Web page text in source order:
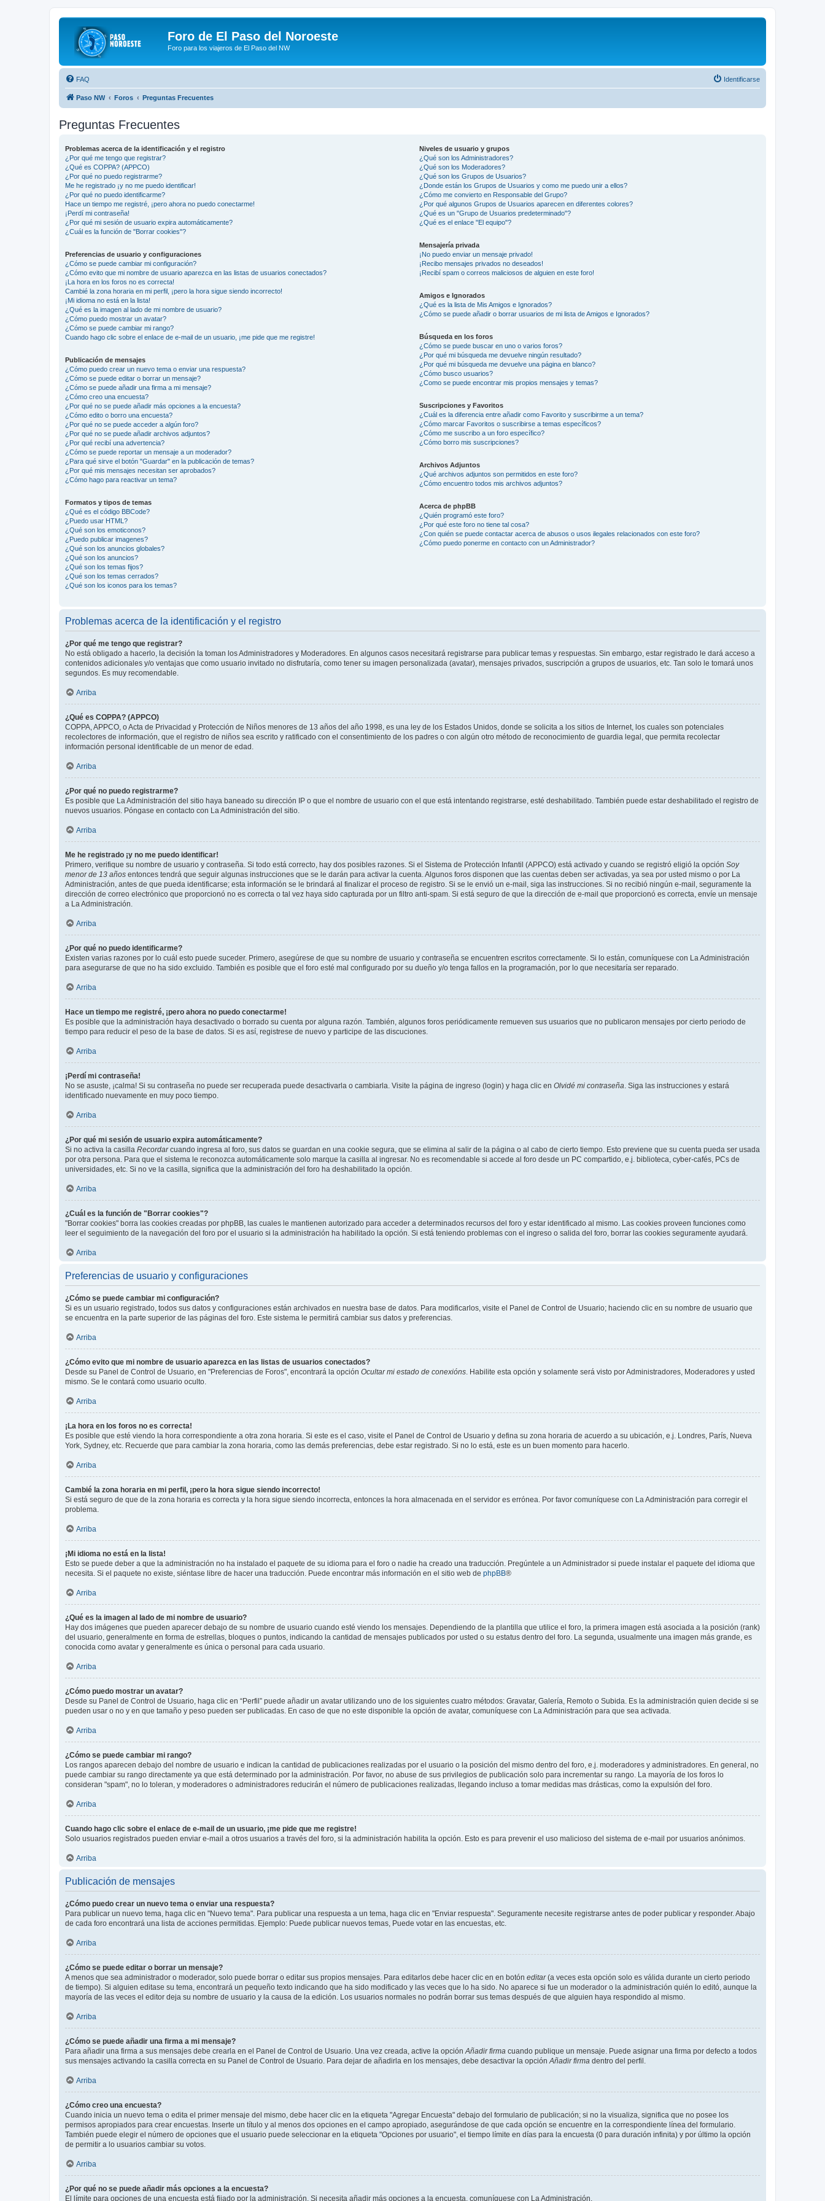
Foro de El Paso del Noroeste
Foro para los viajeros de El Paso del NW
FAQ Identificarse
Paso NW Foros Preguntas Frecuentes
Preguntas Frecuentes
Problemas acerca de la identificación y el registro
¿Por qué me tengo que registrar?
¿Qué es COPPA? (APPCO)
¿Por qué no puedo registrarme?
Me he registrado ¡y no me puedo identificar!
¿Por qué no puedo identificarme?
Hace un tiempo me registré, ¡pero ahora no puedo conectarme!
¡Perdí mi contraseña!
¿Por qué mi sesión de usuario expira automáticamente?
¿Cuál es la función de "Borrar cookies"?
Preferencias de usuario y configuraciones
¿Cómo se puede cambiar mi configuración?
¿Cómo evito que mi nombre de usuario aparezca en las listas de usuarios conectados?
¡La hora en los foros no es correcta!
Cambié la zona horaria en mi perfil, ¡pero la hora sigue siendo incorrecto!
¡Mi idioma no está en la lista!
¿Qué es la imagen al lado de mi nombre de usuario?
¿Cómo puedo mostrar un avatar?
¿Cómo se puede cambiar mi rango?
Cuando hago clic sobre el enlace de e-mail de un usuario, ¡me pide que me registre!
Publicación de mensajes
¿Cómo puedo crear un nuevo tema o enviar una respuesta?
¿Cómo se puede editar o borrar un mensaje?
¿Cómo se puede añadir una firma a mi mensaje?
¿Cómo creo una encuesta?
¿Por qué no se puede añadir más opciones a la encuesta?
¿Cómo edito o borro una encuesta?
¿Por qué no se puede acceder a algún foro?
¿Por qué no se puede añadir archivos adjuntos?
¿Por qué recibí una advertencia?
¿Cómo se puede reportar un mensaje a un moderador?
¿Para qué sirve el botón "Guardar" en la publicación de temas?
¿Por qué mis mensajes necesitan ser aprobados?
¿Cómo hago para reactivar un tema?
Formatos y tipos de temas
¿Qué es el código BBCode?
¿Puedo usar HTML?
¿Qué son los emoticonos?
¿Puedo publicar imagenes?
¿Qué son los anuncios globales?
¿Qué son los anuncios?
¿Qué son los temas fijos?
¿Qué son los temas cerrados?
¿Qué son los iconos para los temas?
Niveles de usuario y grupos
¿Qué son los Administradores?
¿Qué son los Moderadores?
¿Qué son los Grupos de Usuarios?
¿Donde están los Grupos de Usuarios y como me puedo unir a ellos?
¿Cómo me convierto en Responsable del Grupo?
¿Por qué algunos Grupos de Usuarios aparecen en diferentes colores?
¿Qué es un "Grupo de Usuarios predeterminado"?
¿Qué es el enlace "El equipo"?
Mensajería privada
¡No puedo enviar un mensaje privado!
¡Recibo mensajes privados no deseados!
¡Recibí spam o correos maliciosos de alguien en este foro!
Amigos e Ignorados
¿Qué es la lista de Mis Amigos e Ignorados?
¿Cómo se puede añadir o borrar usuarios de mi lista de Amigos e Ignorados?
Búsqueda en los foros
¿Cómo se puede buscar en uno o varios foros?
¿Por qué mi búsqueda me devuelve ningún resultado?
¿Por qué mi búsqueda me devuelve una página en blanco?
¿Cómo busco usuarios?
¿Como se puede encontrar mis propios mensajes y temas?
Suscripciones y Favoritos
¿Cuál es la diferencia entre añadir como Favorito y suscribirme a un tema?
¿Cómo marcar Favoritos o suscribirse a temas específicos?
¿Cómo me suscribo a un foro específico?
¿Cómo borro mis suscripciones?
Archivos Adjuntos
¿Qué archivos adjuntos son permitidos en este foro?
¿Cómo encuentro todos mis archivos adjuntos?
Acerca de phpBB
¿Quién programó este foro?
¿Por qué este foro no tiene tal cosa?
¿Con quién se puede contactar acerca de abusos o usos ilegales relacionados con este foro?
¿Cómo puedo ponerme en contacto con un Administrador?
Problemas acerca de la identificación y el registro
¿Por qué me tengo que registrar?
No está obligado a hacerlo, la decisión la toman los Administradores y Moderadores. En algunos casos necesitará registrarse para publicar temas y respuestas. Sin embargo, estar registrado le dará acceso a
contenidos adicionales y/o ventajas que como usuario invitado no disfrutaría, como tener su imagen personalizada (avatar), mensajes privados, suscripción a grupos de usuarios, etc. Tan solo le tomará unos
segundos. Es muy recomendable.
Arriba
¿Qué es COPPA? (APPCO)
COPPA, APPCO, o Acta de Privacidad y Protección de Niños menores de 13 años del año 1998, es una ley de los Estados Unidos, donde se solicita a los sitios de Internet, los cuales son potenciales
recolectores de información, que el registro de niños sea escrito y ratificado con el consentimiento de los padres o con algún otro método de reconocimiento de guardia legal, que permita recolectar
información personal identificable de un menor de edad.
Arriba
¿Por qué no puedo registrarme?
Es posible que La Administración del sitio haya baneado su dirección IP o que el nombre de usuario con el que está intentando registrarse, esté deshabilitado. También puede estar deshabilitado el registro de
nuevos usuarios. Póngase en contacto con La Administración del sitio.
Arriba
Me he registrado ¡y no me puedo identificar!
Primero, verifique su nombre de usuario y contraseña. Si todo está correcto, hay dos posibles razones. Si el Sistema de Protección Infantil (APPCO) está activado y cuando se registró eligió la opción Soy
menor de 13 años entonces tendrá que seguir algunas instrucciones que se le darán para activar la cuenta. Algunos foros disponen que las cuentas deben ser activadas, ya sea por usted mismo o por La
Administración, antes de que pueda identificarse; esta información se le brindará al finalizar el proceso de registro. Si se le envió un e-mail, siga las instrucciones. Si no recibió ningún e-mail, seguramente la
dirección de correo electrónico que proporcionó no es correcta o tal vez haya sido capturada por un filtro anti-spam. Si está seguro de que la dirección de e-mail que proporcionó es correcta, envíe un mensaje
a La Administración.
Arriba
¿Por qué no puedo identificarme?
Existen varias razones por lo cuál esto puede suceder. Primero, asegúrese de que su nombre de usuario y contraseña se encuentren escritos correctamente. Si lo están, comuníquese con La Administración
para asegurarse de que no ha sido excluido. También es posible que el foro esté mal configurado por su dueño y/o tenga fallos en la programación, por lo que necesitaría ser reparado.
Arriba
Hace un tiempo me registré, ¡pero ahora no puedo conectarme!
Es posible que la administración haya desactivado o borrado su cuenta por alguna razón. También, algunos foros periódicamente remueven sus usuarios que no publicaron mensajes por cierto periodo de
tiempo para reducir el peso de la base de datos. Si es así, registrese de nuevo y participe de las discuciones.
Arriba
¡Perdí mi contraseña!
No se asuste, ¡calma! Si su contraseña no puede ser recuperada puede desactivarla o cambiarla. Visite la página de ingreso (login) y haga clic en Olvidé mi contraseña . Siga las instrucciones y estará
identificado nuevamente en muy poco tiempo.
Arriba
¿Por qué mi sesión de usuario expira automáticamente?
Si no activa la casilla Recordarcuando ingresa al foro, sus datos se guardan en una cookie segura, que se elimina al salir de la página o al cabo de cierto tiempo. Esto previene que su cuenta pueda ser usada
por otra persona. Para que el sistema le reconozca automáticamente solo marque la casilla al ingresar. No es recomendable si accede al foro desde un PC compartido, e.j. biblioteca, cyber-cafés, PCs de
universidades, etc. Si no ve la casilla, significa que la administración del foro ha deshabilitado la opción.
Arriba
¿Cuál es la función de "Borrar cookies"?
"Borrar cookies" borra las cookies creadas por phpBB, las cuales le mantienen autorizado para acceder a determinados recursos del foro y estar identificado al mismo. Las cookies proveen funciones como
leer el seguimiento de la navegación del foro por el usuario si la administración ha habilitado la opción. Si está teniendo problemas con el ingreso o salida del foro, borrar las cookies seguramente ayudará.
Arriba
Preferencias de usuario y configuraciones
¿Cómo se puede cambiar mi configuración?
Si es un usuario registrado, todos sus datos y configuraciones están archivados en nuestra base de datos. Para modificarlos, visite el Panel de Control de Usuario; haciendo clic en su nombre de usuario que
se encuentra en la parte superior de las páginas del foro. Este sistema le permitirá cambiar sus datos y preferencias.
Arriba
¿Cómo evito que mi nombre de usuario aparezca en las listas de usuarios conectados?
Desde su Panel de Control de Usuario, en "Preferencias de Foros", encontrará la opción Ocultar mi estado de conexións . Habilite esta opción y solamente será visto por Administradores, Moderadores y usted
mismo. Se le contará como usuario oculto.
Arriba
¡La hora en los foros no es correcta!
Es posible que esté viendo la hora correspondiente a otra zona horaria. Si este es el caso, visite el Panel de Control de Usuario y defina su zona horaria de acuerdo a su ubicación, e.j. Londres, París, Nueva
York, Sydney, etc. Recuerde que para cambiar la zona horaria, como las demás preferencias, debe estar registrado. Si no lo está, este es un buen momento para hacerlo.
Arriba
Cambié la zona horaria en mi perfil, ¡pero la hora sigue siendo incorrecto!
Si está seguro de que de la zona horaria es correcta y la hora sigue siendo incorrecta, entonces la hora almacenada en el servidor es errónea. Por favor comuníquese con La Administración para corregir el
problema.
Arriba
¡Mi idioma no está en la lista!
Esto se puede deber a que la administración no ha instalado el paquete de su idioma para el foro o nadie ha creado una traducción. Pregúntele a un Administrador si puede instalar el paquete del idioma que
necesita. Si el paquete no existe, siéntase libre de hacer una traducción. Puede encontrar más información en el sitio web de phpBB®
Arriba
¿Qué es la imagen al lado de mi nombre de usuario?
Hay dos imágenes que pueden aparecer debajo de su nombre de usuario cuando esté viendo los mensajes. Dependiendo de la plantilla que utilice el foro, la primera imagen está asociada a la posición (rank)
del usuario, generalmente en forma de estrellas, bloques o puntos, indicando la cantidad de mensajes publicados por usted o su estatus dentro del foro. La segunda, usualmente una imagen más grande, es
conocida como avatar y generalmente es única o personal para cada usuario.
Arriba
¿Cómo puedo mostrar un avatar?
Desde su Panel de Control de Usuario, haga clic en “Perfil” puede añadir un avatar utilizando uno de los siguientes cuatro métodos: Gravatar, Galería, Remoto o Subida. Es la administración quien decide si se
pueden usar o no y en que tamaño y peso pueden ser publicadas. En caso de que no este disponible la opción de avatar, comuníquese con La Administración para que sea activada.
Arriba
¿Cómo se puede cambiar mi rango?
Los rangos aparecen debajo del nombre de usuario e indican la cantidad de publicaciones realizadas por el usuario o la posición del mismo dentro del foro, e.j. moderadores y administradores. En general, no
puede cambiar su rango directamente ya que está determinado por la administración. Por favor, no abuse de sus privilegios de publicación solo para incrementar su rango. La mayoría de los foros lo
consideran "spam", no lo toleran, y moderadores o administradores reducirán el número de publicaciones realizadas, llegando incluso a tomar medidas mas drásticas, como la expulsión del foro.
Arriba
Cuando hago clic sobre el enlace de e-mail de un usuario, ¡me pide que me registre!
Solo usuarios registrados pueden enviar e-mail a otros usuarios a través del foro, si la administración habilita la opción. Esto es para prevenir el uso malicioso del sistema de e-mail por usuarios anónimos.
Arriba
Publicación de mensajes
¿Cómo puedo crear un nuevo tema o enviar una respuesta?
Para publicar un nuevo tema, haga clic en "Nuevo tema". Para publicar una respuesta a un tema, haga clic en "Enviar respuesta". Seguramente necesite registrarse antes de poder publicar y responder. Abajo
de cada foro encontrará una lista de acciones permitidas. Ejemplo: Puede publicar nuevos temas, Puede votar en las encuestas, etc.
Arriba
¿Cómo se puede editar o borrar un mensaje?
A menos que sea administrador o moderador, solo puede borrar o editar sus propios mensajes. Para editarlos debe hacer clic en en botón editar(a veces esta opción solo es válida durante un cierto periodo
de tiempo). Si alguien editase su tema, encontrará un pequeño texto indicando que ha sido modificado y las veces que lo ha sido. No aparece si fue un moderador o la administración quién lo editó, aunque la
mayoría de las veces el editor deja su nombre de usuario y la causa de la edición. Los usuarios normales no podrán borrar sus temas después de que alguien haya respondido al mismo.
Arriba
¿Cómo se puede añadir una firma a mi mensaje?
Para añadir una firma a sus mensajes debe crearla en el Panel de Control de Usuario. Una vez creada, active la opción Añadir firma cuando publique un mensaje. Puede asignar una firma por defecto a todos
sus mensajes activando la casilla correcta en su Panel de Control de Usuario. Para dejar de añadirla en los mensajes, debe desactivar la opción Añadir firma dentro del perfil.
Arriba
¿Cómo creo una encuesta?
Cuando inicia un nuevo tema o edita el primer mensaje del mismo, debe hacer clic en la etiqueta "Agregar Encuesta" debajo del formulario de publicación; si no la visualiza, significa que no posee los
permisos apropiados para crear encuestas. Inserte un título y al menos dos opciones en el campo apropiado, asegurándose de que cada opción se encuentre en la correspondiente línea del formulario.
También puede elegir el número de opciones que el usuario puede seleccionar en la etiqueta "Opciones por usuario", el tiempo límite en días para la encuesta (0 para duración infinita) y por último la opción
de permitir a lo usuarios cambiar su votos.
Arriba
¿Por qué no se puede añadir más opciones a la encuesta?
El límite para opciones de una encuesta está fijado por la administración. Si necesita añadir más opciones a la encuesta, comuníquese con La Administración.